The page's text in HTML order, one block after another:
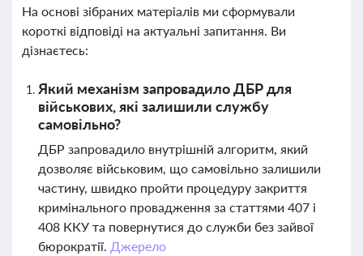
На основі зібраних матеріалів ми сформували
короткі відповіді на актуальні запитання. Ви
дізнаєтесь:
Який механізм запровадило ДБР для
військових, які залишили службу
самовільно?
ДБР запровадило внутрішній алгоритм, який
дозволяє військовим, що самовільно залишили
частину, швидко пройти процедуру закриття
кримінального провадження за статтями 407 і
408 ККУ та повернутися до служби без зайвої
бюрократії. Джерело